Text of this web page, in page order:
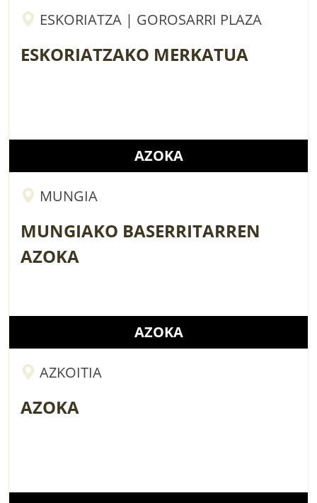
ESKORIATZA | GOROSARRI PLAZA
ESKORIATZAKO MERKATUA
AZOKA
MUNGIA
MUNGIAKO BASERRITARREN
AZOKA
AZOKA
AZKOITIA
AZOKA